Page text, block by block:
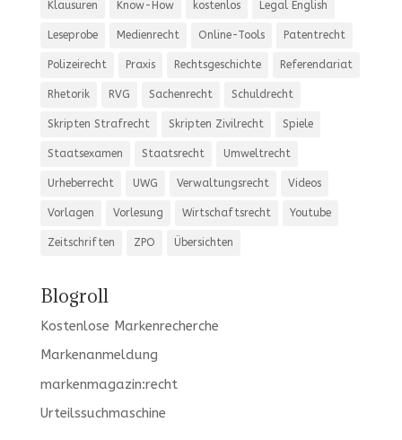
Klausuren Know-How kostenlos Legal English
Leseprobe Medienrecht Online-Tools Patentrecht
Polizeirecht Praxis Rechtsgeschichte Referendariat
Rhetorik RVG Sachenrecht Schuldrecht
Skripten Strafrecht Skripten Zivilrecht Spiele
Staatsexamen Staatsrecht Umweltrecht
Urheberrecht UWG Verwaltungsrecht Videos
Vorlagen Vorlesung Wirtschaftsrecht Youtube
Zeitschriften ZPO Übersichten
Blogroll
Kostenlose Markenrecherche
Markenanmeldung
markenmagazin:recht
Urteilssuchmaschine